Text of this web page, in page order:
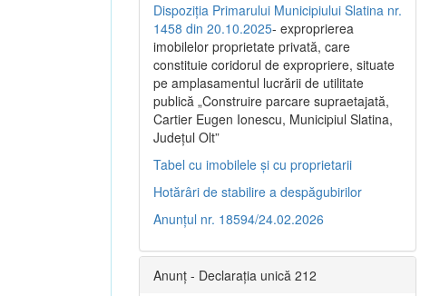
Dispoziția Primarului Municipiului Slatina nr.
1458 din 20.10.2025- exproprierea
imobilelor proprietate privată, care
constituie coridorul de expropriere, situate
pe amplasamentul lucrării de utilitate
publică „Construire parcare supraetajată,
Cartier Eugen Ionescu, Municipiul Slatina,
Județul Olt”
Tabel cu imobilele și cu proprietarii
Hotărâri de stabilire a despăgubirilor
Anunțul nr. 18594/24.02.2026
Anunț - Declarația unică 212